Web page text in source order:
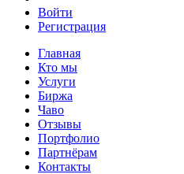
Войти
Регистрация
Главная
Кто мы
Услуги
Биржа
Чаво
Отзывы
Портфолио
Партнёрам
Контакты